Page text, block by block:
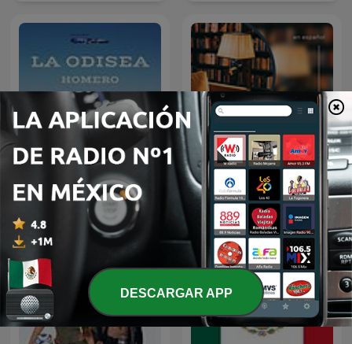
Audiolibro La Odisea |
Homero
AudioLibros
DESCARGAR APP